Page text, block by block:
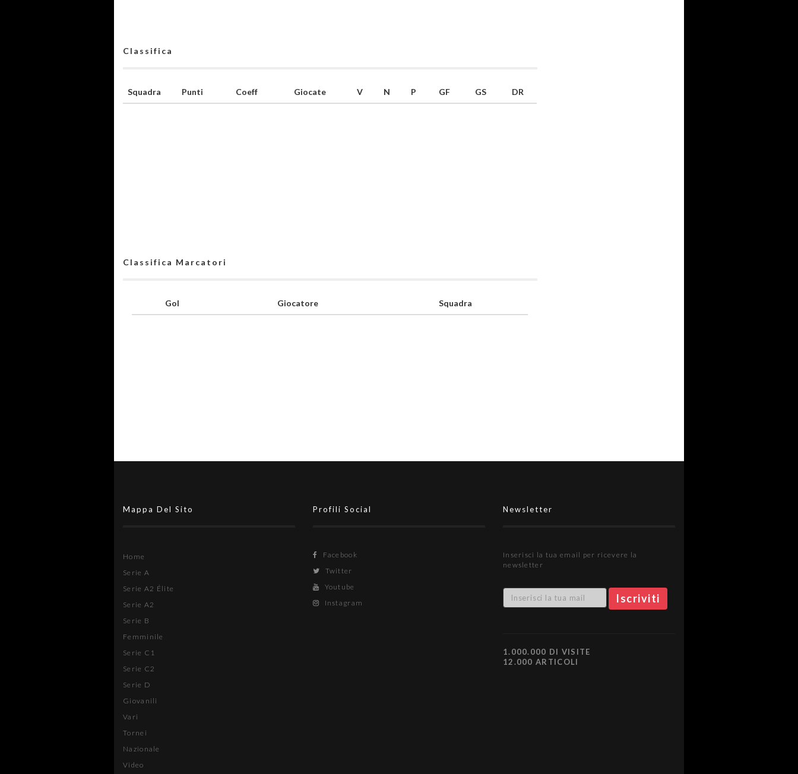
Classifica
Squadra Punti Coeff Giocate V N P GF GS DR
Classifica Marcatori
Gol Giocatore Squadra
Mappa Del Sito
Home
Serie A
Serie A2 Élite
Serie A2
Serie B
Femminile
Serie C1
Serie C2
Serie D
Giovanili
Vari
Tornei
Nazionale
Video
Profili Social
Facebook
Twitter
Youtube
Instagram
Newsletter
Inserisci la tua email per ricevere la
newsletter
1.000.000 DI VISITE
12.000 ARTICOLI